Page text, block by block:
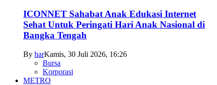
ICONNET Sahabat Anak Edukasi Internet
Sehat Untuk Peringati Hari Anak Nasional di
Bangka Tengah
By harKamis, 30 Juli 2026, 16:26
Bursa
Korporasi
METRO